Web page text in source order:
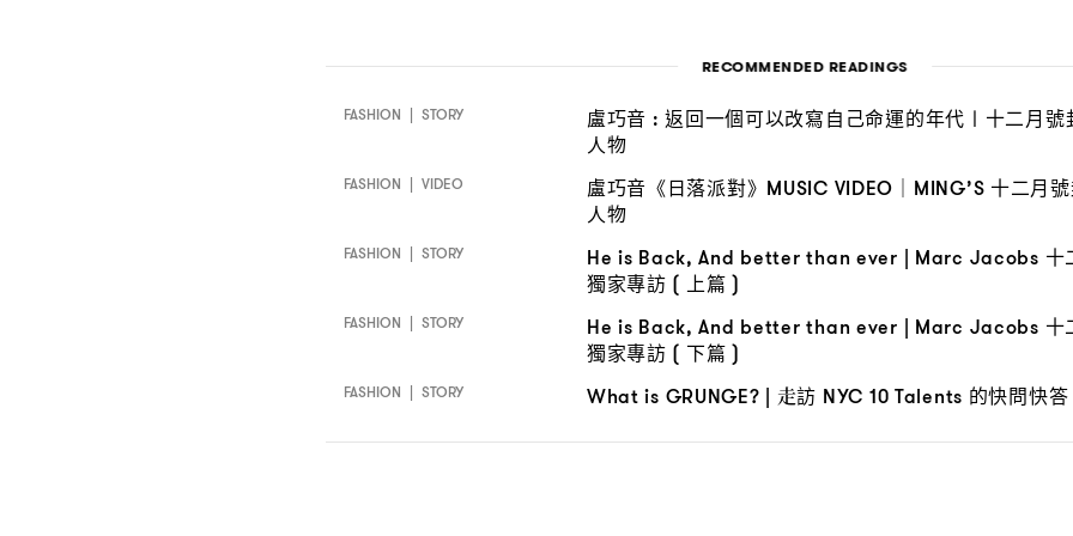
RECOMMENDED READINGS
FASHION | STORY 盧巧音 :返回一個可以改寫自己命運的年代〡十二月號
人物
FASHION | VIDEO 盧巧音《日落派對》 MUSIC VIDEO｜MING’S 十二月
人物
FASHION | STORY He is Back, And better than ever | Marc Jacobs 十
獨家專訪 ( 上篇 )
FASHION | STORY He is Back, And better than ever | Marc Jacobs 十
獨家專訪 ( 下篇 )
FASHION | STORY What is GRUNGE? | 走訪 NYC 10 Talents 的快問快答